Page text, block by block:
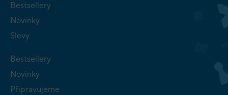
Bestsellery
Novinky
Slevy
Bestsellery
Novinky
Připravujeme